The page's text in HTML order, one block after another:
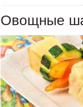
Овощные